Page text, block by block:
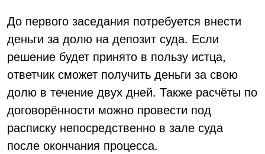
До первого заседания потребуется внести
деньги за долю на депозит суда. Если
решение будет принято в пользу истца,
ответчик сможет получить деньги за свою
долю в течение двух дней. Также расчёты по
договорённости можно провести под
расписку непосредственно в зале суда
после окончания процесса.